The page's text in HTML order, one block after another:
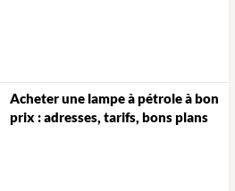
Acheter une lampe à pétrole à bon
prix : adresses, tarifs, bons plans